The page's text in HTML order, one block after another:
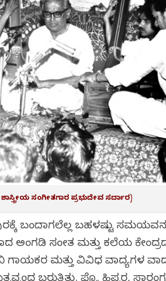
ಶಾಸ್ತ್ರೀಯ ಸಂಗೀತಗಾರ ಪ್ರಭುದೇವ ಸರ್ದಾರ)
ಬಂದಾಗಲೆಲ್ಲ ಬಹಳಷ್ಟು
ಅಂಗಡಿ ಸಂಗೀತ ಮತ್ತು ಕಲೆಯ
ಗಾಯಕರ ಮತ್ತು ವಿವಿಧ ವಾದ್ಯಗಳ